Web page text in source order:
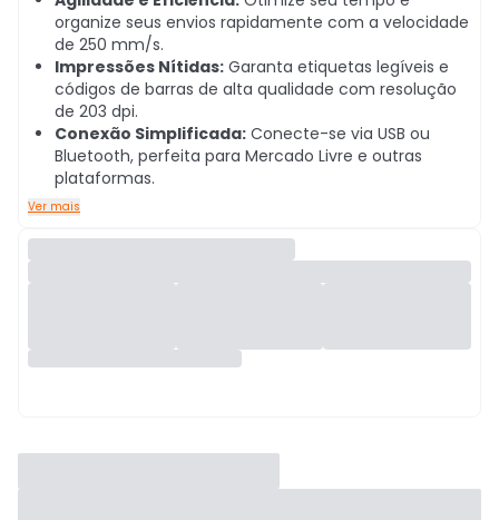
organize seus envios rapidamente com a velocidade
de 250 mm/s.
Impressões Nítidas: Garanta etiquetas legíveis e
códigos de barras de alta qualidade com resolução
de 203 dpi.
Conexão Simplificada: Conecte-se via USB ou
Bluetooth, perfeita para Mercado Livre e outras
plataformas.
Ver mais